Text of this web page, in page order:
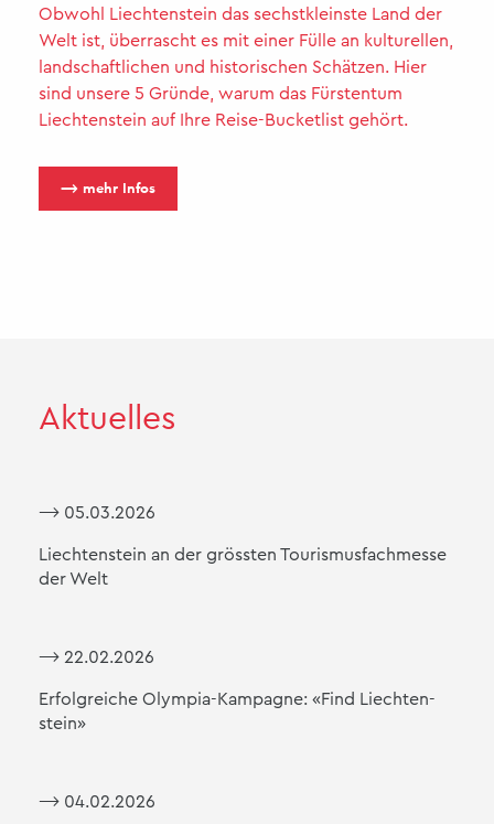
Obwohl Liechtenstein das sechstkleinste Land der
Welt ist, überrascht es mit einer Fülle an kulturellen,
landschaftlichen und historischen Schätzen. Hier
sind unsere 5 Gründe, warum das Fürstentum
Liechtenstein auf Ihre Reise-Bucketlist gehört.
⟶ mehr Infos
Ak­tu­el­les
⟶ 05.03.2026
Liech­ten­stein an der gröss­ten Tou­ris­mus­fach­mes­se
der Welt
⟶ 22.02.2026
Er­folg­rei­che Olym­pia-Kam­pa­gne: «Find Liech­ten­
stein»
⟶ 04.02.2026